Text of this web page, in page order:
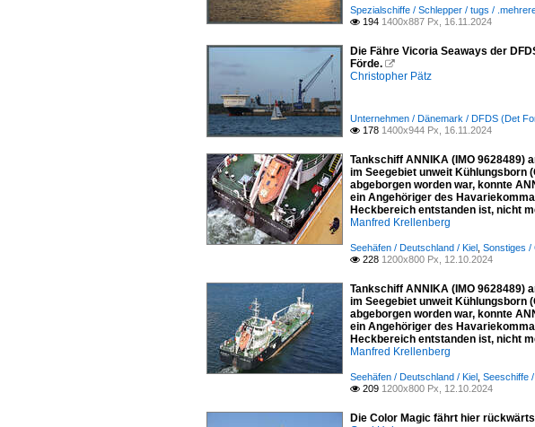
Spezialschiffe / Schlepper / tugs /
 194 1400x887 Px, 16.11.2024
Die Fähre Vicoria Seaways der
Förde. 
Christopher Pätz
Unternehmen / Dänemark / DFDS (Det
 178 1400x944 Px, 16.11.2024
Tankschiff ANNIKA (IMO 9628489)
im Seegebiet unweit Kühlungsborn
abgeborgen worden war, konnte
ein Angehöriger des
Heckbereich entstanden ist, nicht
Manfred Krellenberg
Seehäfen / Deutschland / Kiel Sonstiges /
 228 1200x800 Px, 12.10.2024
Tankschiff ANNIKA (IMO 9628489)
im Seegebiet unweit Kühlungsborn
abgeborgen worden war, konnte
ein Angehöriger des
Heckbereich entstanden ist, nicht
Manfred Krellenberg
Seehäfen / Deutschland / Kiel Seeschiffe
 209 1200x800 Px, 12.10.2024
Die Color Magic fährt hier